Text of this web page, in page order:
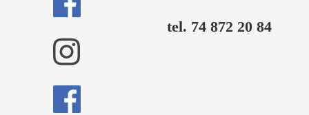
tel. 74 872 20 84